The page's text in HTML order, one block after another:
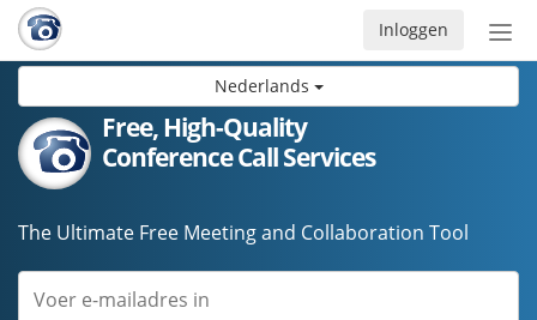
Nederlands
Inloggen
Free, High-Quality
Conference Call Services
The Ultimate Free Meeting and Collaboration Tool